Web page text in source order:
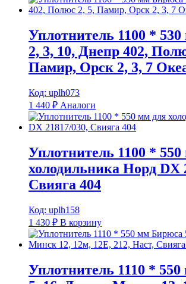
Уплотнитель 1100 *
2, 3, 10, Днепр 402,
Памир, Орск 2, 3, 7
Код: uplh073
1 440 ₽ Аналоги
Уплотнитель 1100 *
холодильника Норд DX
Свияга 404
Код: uplh158
1 430 ₽ В корзину
Уплотнитель 1110 *